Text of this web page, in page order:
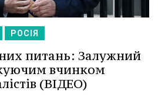
РОСІЯ
питань: Залужний
вчинком
(ВІДЕО)